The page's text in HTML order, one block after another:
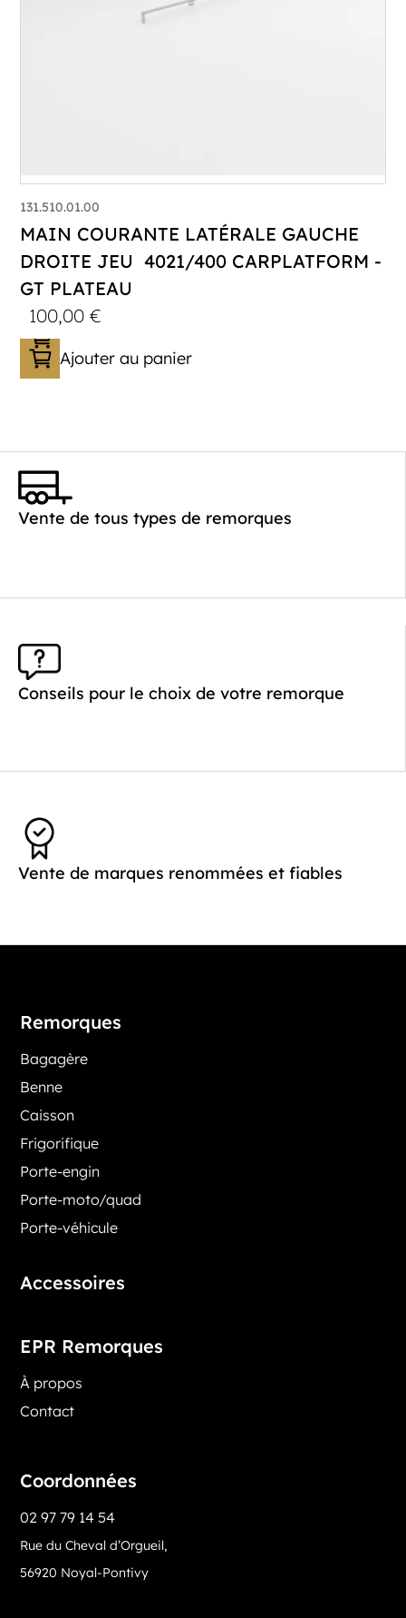
131.510.01.00
MAIN COURANTE LATÉRALE GAUCHE
DROITE JEU 4021/400 CARPLATFORM -
GT PLATEAU
100,00€
Ajouter au panier
Vente de tous types de remorques
Conseils pour le choix de votre remorque
Vente de marques renommées et fiables
Remorques
Bagagère
Benne
Caisson
Frigorifique
Porte-engin
Porte-moto/quad
Porte-véhicule
Accessoires
EPR Remorques
À propos
Contact
Coordonnées
02 97 79 14 54
Rue du Cheval d’Orgueil,
56920 Noyal-Pontivy